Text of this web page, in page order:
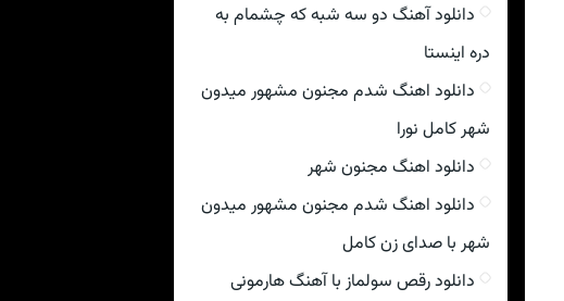
دانلود آهنگ دو سه شبه که چشمام به
دره اینستا
دانلود اهنگ شدم مجنون مشهور میدون
شهر کامل نورا
دانلود اهنگ مجنون شهر
دانلود اهنگ شدم مجنون مشهور میدون
شهر با صدای زن کامل
دانلود رقص سولماز با آهنگ هارمونی